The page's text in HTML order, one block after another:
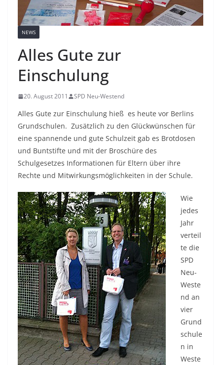
NEWS
Alles Gute zur
Einschulung
20. August 2011 SPD Neu-Westend
Alles Gute zur Einschulung hieß es heute vor Berlins
Grundschulen. Zusätzlich zu den Glückwünschen für
eine spannende und gute Schulzeit gab es Brotdosen
und Buntstifte und mit der Broschüre des
Schulgesetzes Informationen für Eltern über ihre
Rechte und Mitwirkungsmöglichkeiten in der Schule.
Wie
jedes
Jahr
verteil
te die
SPD
Neu-
Weste
nd an
vier
Grund
schule
n in
Weste